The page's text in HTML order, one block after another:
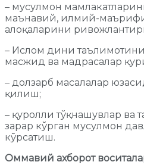
– мусулмон
маънавий, илмий-
алоқаларини
– Ислом дини
масжид ва мадрасалар
– долзарб масалалар
қилиш;
– қуролли тўқнашувлар ва
зарар кўрган мусулмон
кўрсатиш.
Оммавий ахборот